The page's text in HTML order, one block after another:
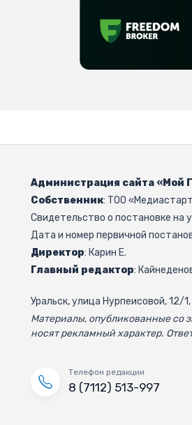
Администрация сайта «Мой
Собственник: ТОО
Свидетельство о постановке
Дата и номер первичной
Директор: Карин Е.
Главный редактор:
Уральск, улица Нурпеисовой, 12/
Материалы, опубликованные со
носят рекламный характер.
Телефон редакции
8 (7112) 513-997